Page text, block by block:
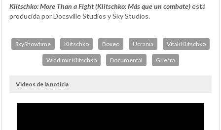
Klitschko: More Than a Fight (Klitschko: Más que un combate)está
producida por Docsville Studios y Sky Studios.
SkyShowtime Klitschko Boxeo Ucrania Vitali Klitschko
Wladimir Klitschko Documental Guerra
Videos de la noticia